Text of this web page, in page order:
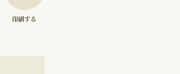
印刷する